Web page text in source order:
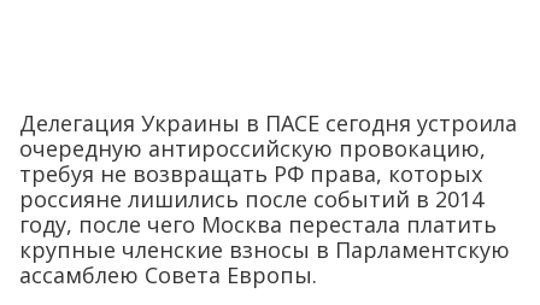
Делегация Украины в ПАСЕ сегодня устроила
очередную антироссийскую провокацию,
требуя не возвращать РФ права, которых
россияне лишились после событий в 2014
году, после чего Москва перестала платить
крупные членские взносы в Парламентскую
ассамблею Совета Европы.